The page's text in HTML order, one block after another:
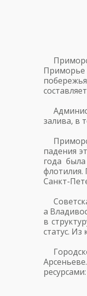
Приморье
залива, в
падения
года
флотилия.
Санкт-
а
в
статус.